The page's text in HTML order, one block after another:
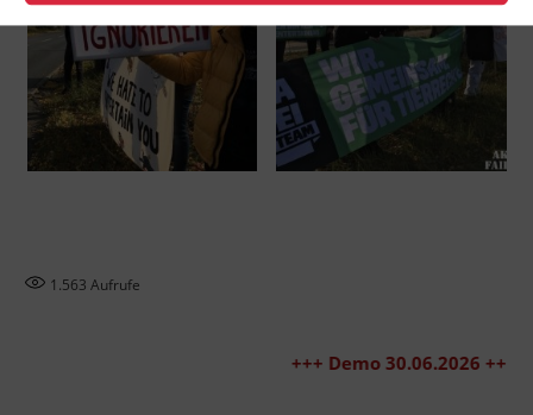
1.563 Aufrufe
+++ Demo 30.06.2026 +++